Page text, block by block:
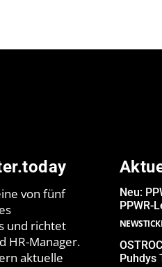
von fünf
und richtet
HR-Manager.
aktuelle
Neu:
PPWR-
Puhdys